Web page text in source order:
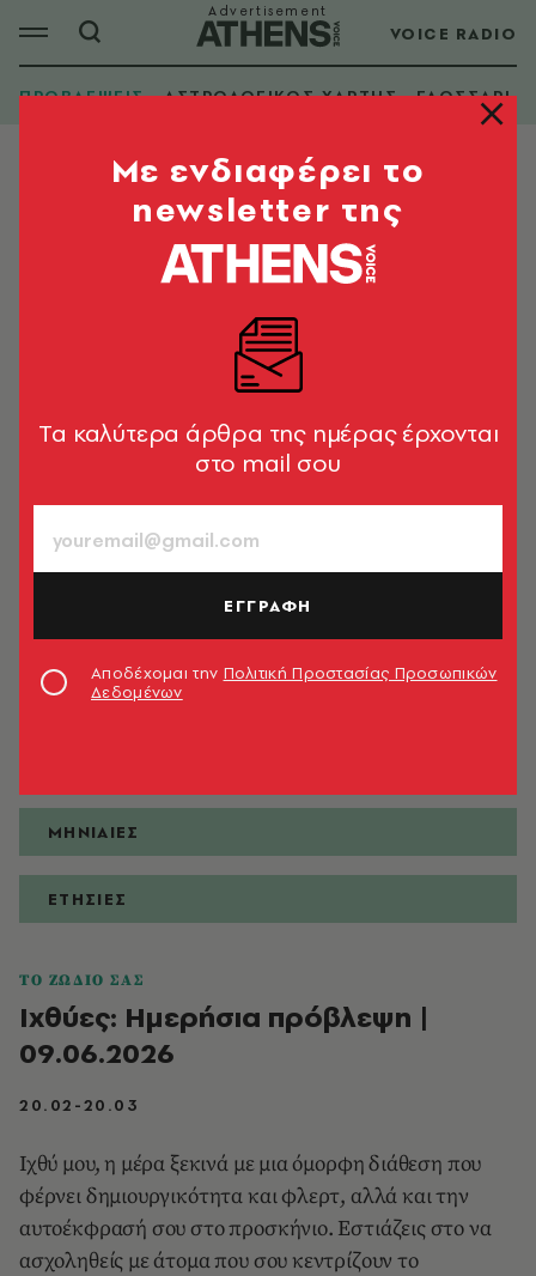
VOICE RADIO
ΠΡΟΒΛΕΨΕΙΣ ΑΣΤΡΟΛΟΓΙΚΟΣ ΧΑΡΤΗΣ ΓΛΩΣΣΑΡΙ
ΠΡΟΒΛΕΨΕΙΣ
ΗΜΕΡΗΣΙΕΣ
ΜΗΝΙΑΙΕΣ
ΕΤΗΣΙΕΣ
ΤΟ ΖΩΔΙΟ ΣΑΣ
Ιχθύες: Ημερήσια πρόβλεψη |
09.06.2026
20.02-20.03
Ιχθύ μου, η μέρα ξεκινά με μια όμορφη διάθεση που
φέρνει δημιουργικότητα και φλερτ, αλλά και την
αυτοέκφρασή σου στο προσκήνιο. Εστιάζεις στο να
ασχοληθείς με άτομα που σου κεντρίζουν το
Mε ενδιαφέρει το
newsletter της
Tα καλύτερα άρθρα της ημέρας έρχονται
στο mail σου
ΕΓΓΡΑΦΗ
Αποδέχομαι την Πολιτική Προστασίας Προσωπικών
Δεδομένων